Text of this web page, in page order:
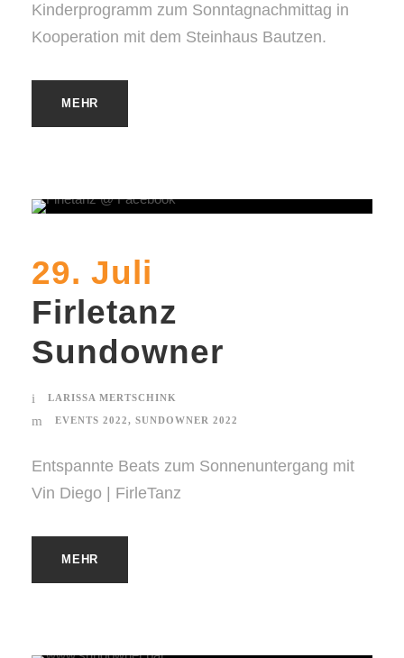
Kinderprogramm zum Sonntagnachmittag in
Kooperation mit dem Steinhaus Bautzen.
MEHR
29. Juli
Firletanz
Sundowner
LARISSA MERTSCHINK
EVENTS 2022, SUNDOWNER 2022
Entspannte Beats zum Sonnenuntergang mit
Vin Diego | FirleTanz
MEHR